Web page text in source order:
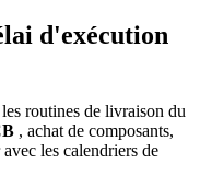
d'exécution
routines de livraison du
, achat de composants,
les calendriers de